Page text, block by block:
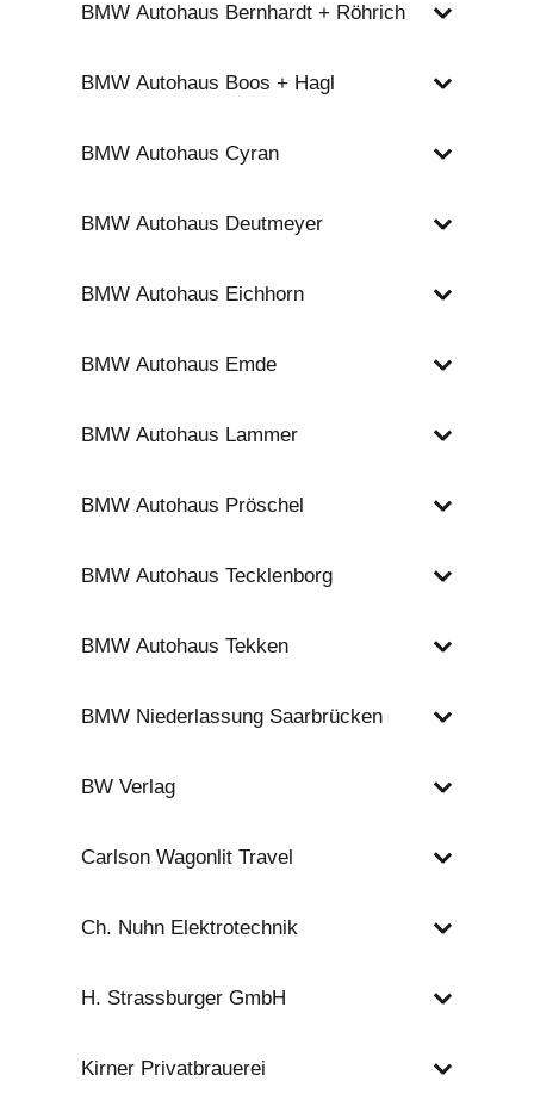
BMW Autohaus Bernhardt + Röhrich
BMW Autohaus Boos + Hagl
BMW Autohaus Cyran
BMW Autohaus Deutmeyer
BMW Autohaus Eichhorn
BMW Autohaus Emde
BMW Autohaus Lammer
BMW Autohaus Pröschel
BMW Autohaus Tecklenborg
BMW Autohaus Tekken
BMW Niederlassung Saarbrücken
BW Verlag
Carlson Wagonlit Travel
Ch. Nuhn Elektrotechnik
H. Strassburger GmbH
Kirner Privatbrauerei